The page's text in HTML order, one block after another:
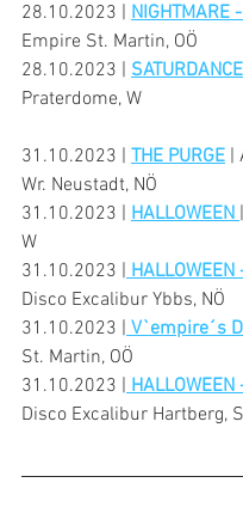
28.10.2023 | NIGHTMARE
Empire St. Martin, OÖ
28.10.2023 | SATURDANCE
Praterdome, W
31.10.2023 | THE PURGE |
Wr. Neustadt, NÖ
31.10.2023 | HALLOWEEN
W
31.10.2023 | HALLOWEEN
Disco Excalibur Ybbs, NÖ
31.10.2023 | V`empire´s
St. Martin, OÖ
31.10.2023 | HALLOWEEN
Disco Excalibur Hartberg,